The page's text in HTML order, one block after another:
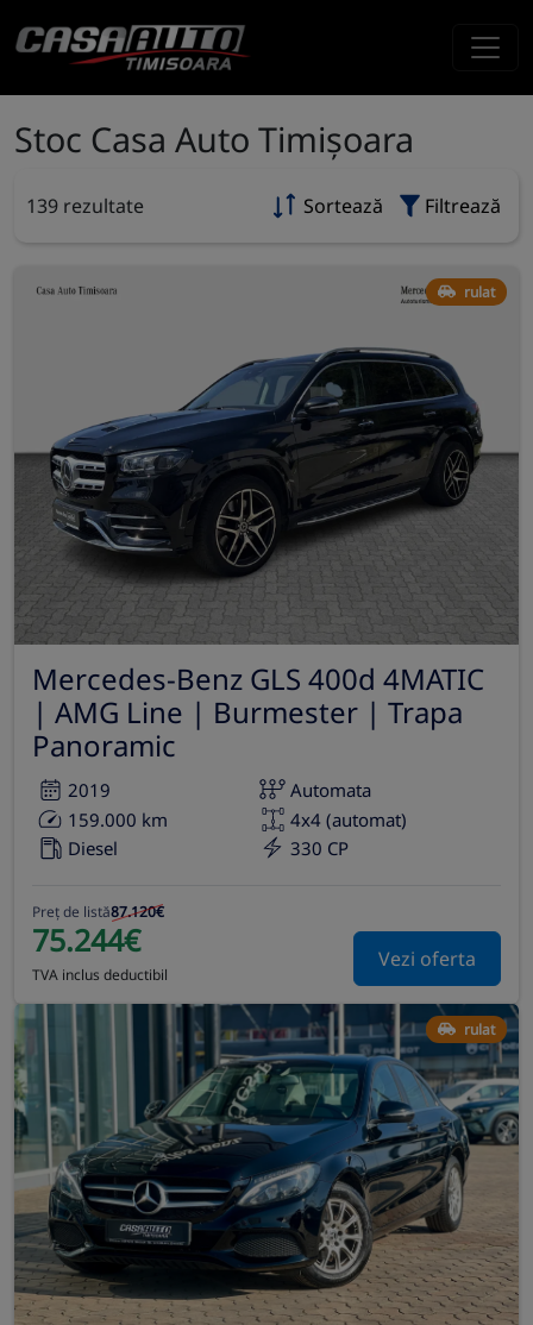
Stoc Casa Auto Timișoara
139 rezultate Sortează Filtrează
rulat
Mercedes-Benz GLS 400d 4MATIC
| AMG Line | Burmester | Trapa
Panoramic
2019
Automata
159.000 km
4x4 (automat)
Diesel
330 CP
Preț de listă87.120€
75.244€
TVA inclus deductibil
Vezi oferta
rulat